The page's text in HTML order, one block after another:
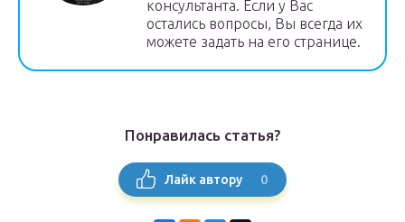
консультанта. Если у Вас
остались вопросы, Вы всегда их
можете задать на его странице.
Понравилась статья?
Лайк автору 0